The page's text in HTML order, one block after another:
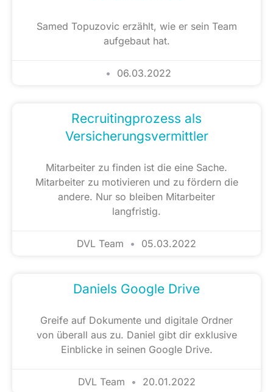
Samed Topuzovic erzählt, wie er sein Team
aufgebaut hat.
06.03.2022
Recruitingprozess als
Versicherungsvermittler
Mitarbeiter zu finden ist die eine Sache.
Mitarbeiter zu motivieren und zu fördern die
andere. Nur so bleiben Mitarbeiter
langfristig.
DVL Team 05.03.2022
Daniels Google Drive
Greife auf Dokumente und digitale Ordner
von überall aus zu. Daniel gibt dir exklusive
Einblicke in seinen Google Drive.
DVL Team 20.01.2022